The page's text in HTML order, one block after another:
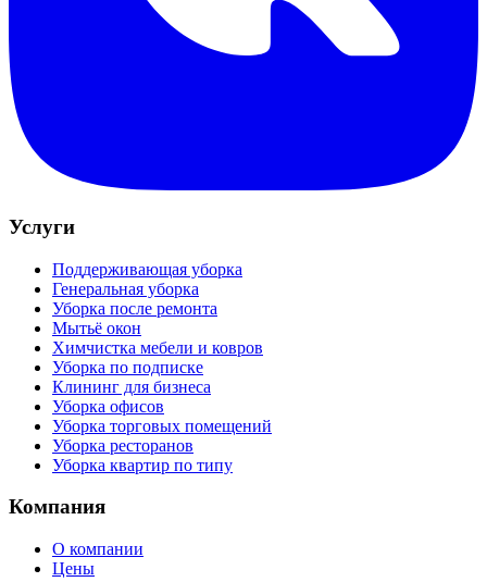
Услуги
Поддерживающая уборка
Генеральная уборка
Уборка после ремонта
Мытьё окон
Химчистка мебели и ковров
Уборка по подписке
Клининг для бизнеса
Уборка офисов
Уборка торговых помещений
Уборка ресторанов
Уборка квартир по типу
Компания
О компании
Цены